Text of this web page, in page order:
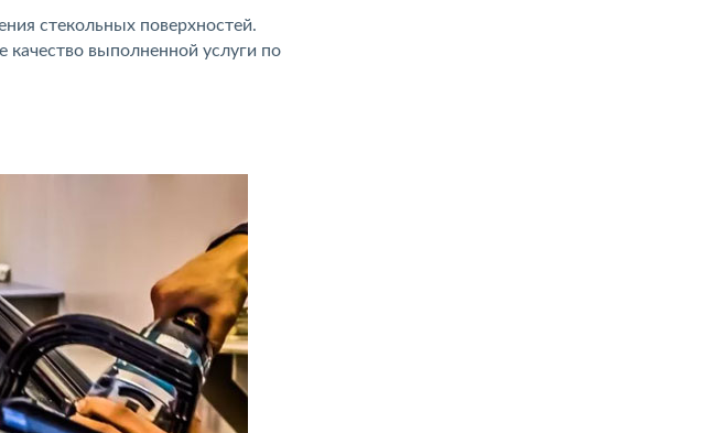
стекольных поверхностей.
выполненной услуги по